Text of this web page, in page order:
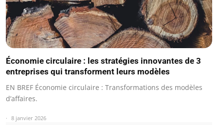
Économie circulaire : les stratégies innovantes de 3
entreprises qui transforment leurs modèles
EN BREF Économie circulaire : Transformations des modèles
d’affaires.
8 janvier 2026